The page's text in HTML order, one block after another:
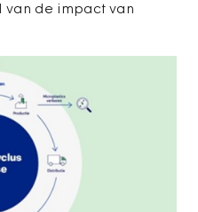
de impact van